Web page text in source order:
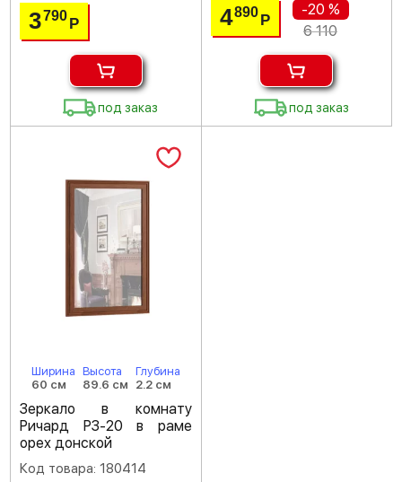
3790Р
под заказ
4890 Р
-20 %
6 110
под заказ
Ширина
60 см
Высота
89.6 см
Глубина
2.2 см
Зеркало в комнату
Ричард РЗ-20 в раме
орех донской
Код товара: 180414